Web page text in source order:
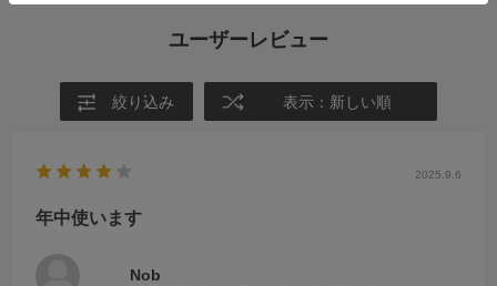
ユーザーレビュー
絞り込み 表示：新しい順
2025.9.6
年中使います
Nob